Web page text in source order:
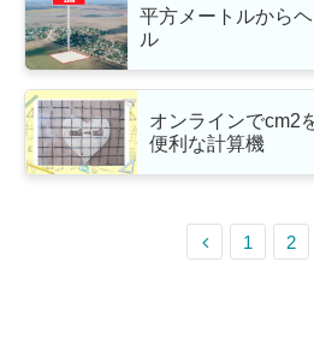
平方メートルから
ル
オンラインでcm2
便利な計算機
1 2